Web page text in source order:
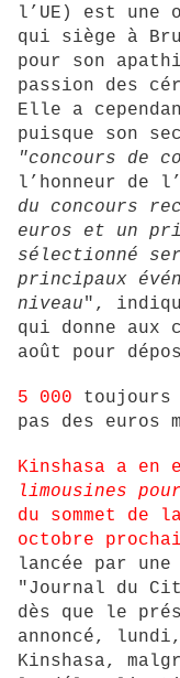
l’UE) est une
qui siège à
pour son
passion des
Elle a
puisque son
"concours de
l’honneur de
du concours
euros et un
sélectionné
principaux
niveau",
qui donne aux
août pour
5 000
pas des euros
Kinshasa a en
limousines
du sommet de
octobre
lancée par
"Journal du
dès que le
annoncé,
Kinshasa,